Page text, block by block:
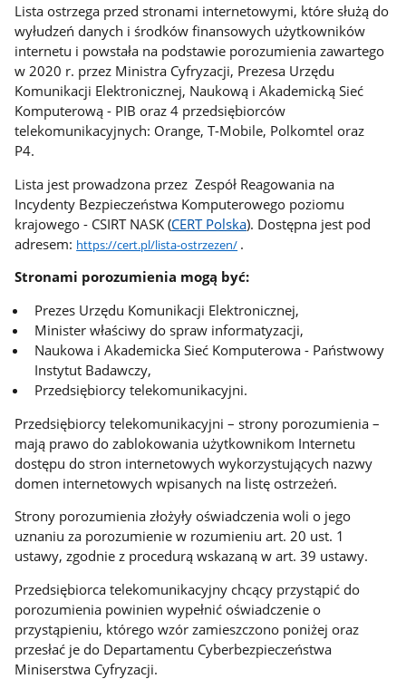
Lista ostrzega przed stronami internetowymi, które służą do
wyłudzeń danych i środków finansowych użytkowników
internetu i powstała na podstawie porozumienia zawartego
w 2020 r. przez Ministra Cyfryzacji, Prezesa Urzędu
Komunikacji Elektronicznej, Naukową i Akademicką Sieć
Komputerową - PIB oraz 4 przedsiębiorców
telekomunikacyjnych: Orange, T-Mobile, Polkomtel oraz
P4.
Lista jest prowadzona przez Zespół Reagowania na
Incydenty Bezpieczeństwa Komputerowego poziomu
krajowego - CSIRT NASK (CERT Polska). Dostępna jest pod
adresem: https://cert.pl/lista-ostrzezen/ .
Stronami porozumienia mogą być:
Prezes Urzędu Komunikacji Elektronicznej,
Minister właściwy do spraw informatyzacji,
Naukowa i Akademicka Sieć Komputerowa - Państwowy
Instytut Badawczy,
Przedsiębiorcy telekomunikacyjni.
Przedsiębiorcy telekomunikacyjni – strony porozumienia –
mają prawo do zablokowania użytkownikom Internetu
dostępu do stron internetowych wykorzystujących nazwy
domen internetowych wpisanych na listę ostrzeżeń.
Strony porozumienia złożyły oświadczenia woli o jego
uznaniu za porozumienie w rozumieniu art. 20 ust. 1
ustawy, zgodnie z procedurą wskazaną w art. 39 ustawy.
Przedsiębiorca telekomunikacyjny chcący przystąpić do
porozumienia powinien wypełnić oświadczenie o
przystąpieniu, którego wzór zamieszczono poniżej oraz
przesłać je do Departamentu Cyberbezpieczeństwa
Miniserstwa Cyfryzacji.